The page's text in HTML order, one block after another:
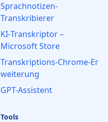
Sprachnotizen-
Transkribierer
KI‑Transkriptor –
Microsoft Store
Transkriptions‑Chrome‑Er
weiterung
GPT-Assistent
Tools